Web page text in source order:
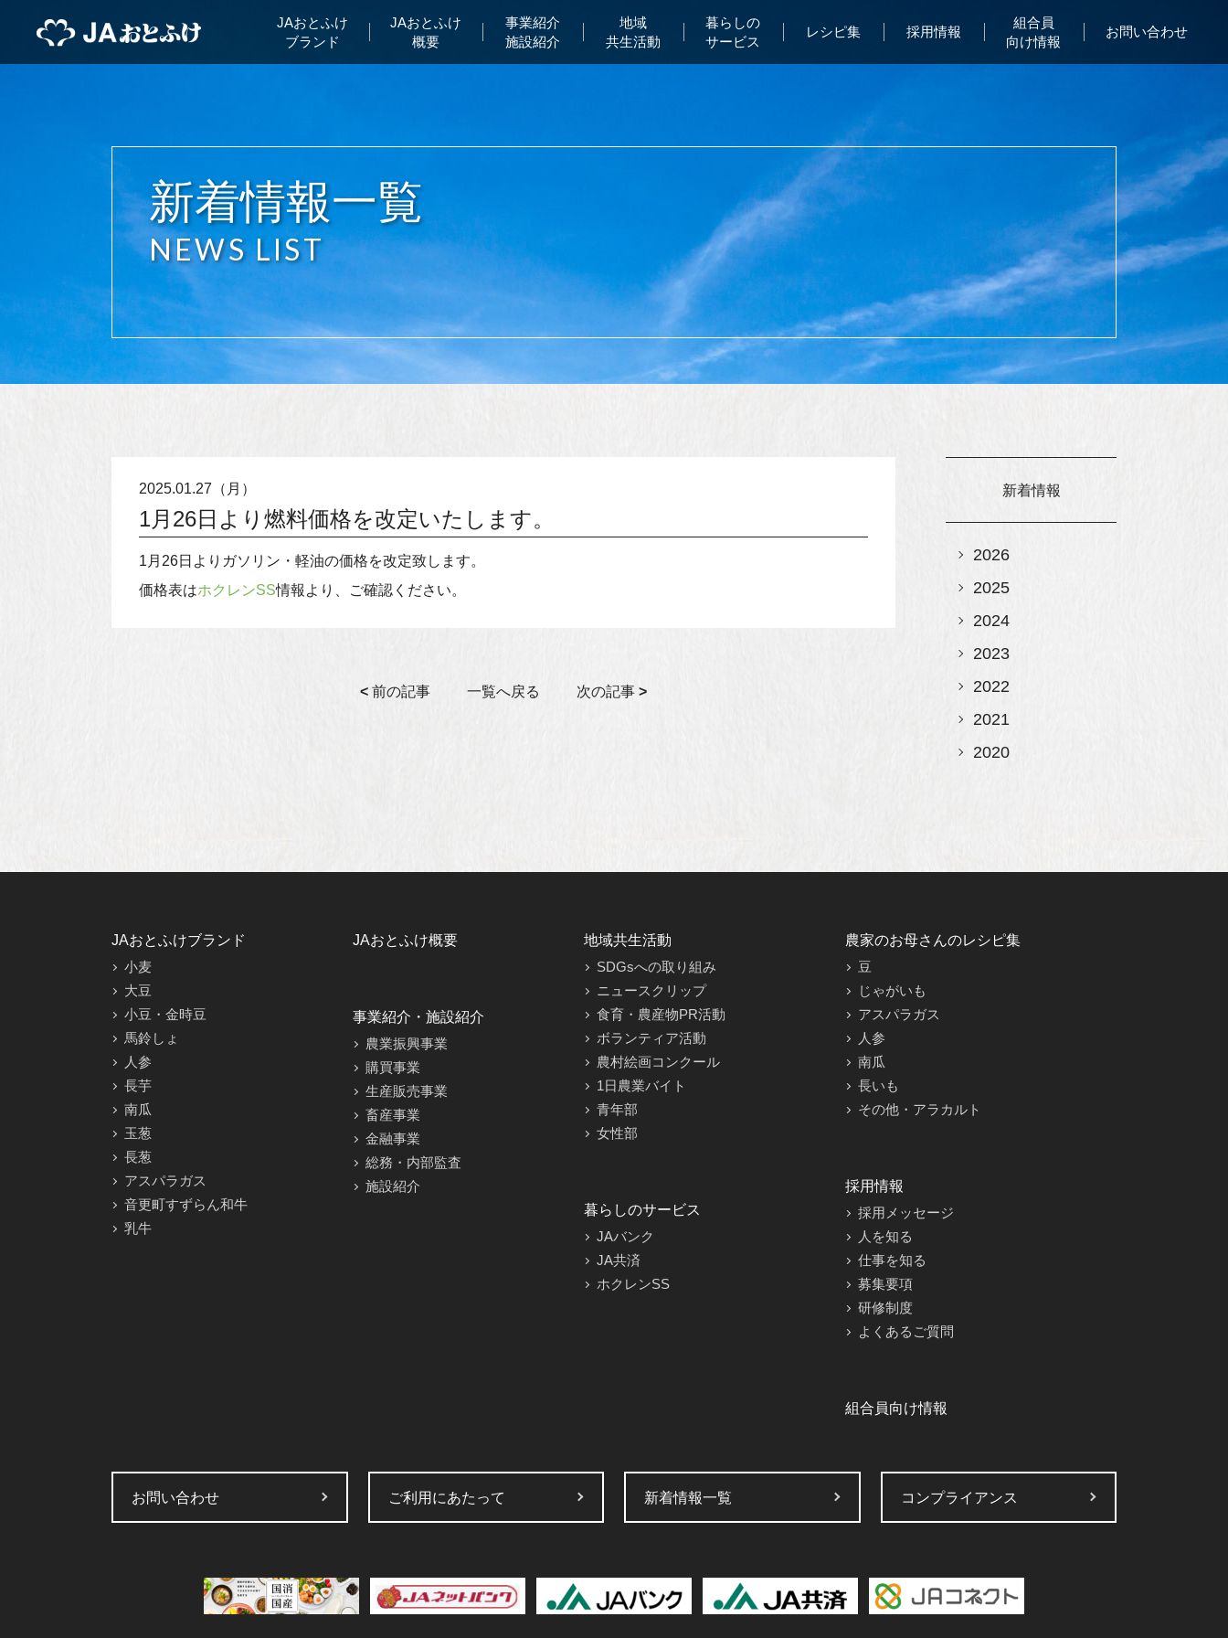
JAおとふけ
ブランド
JAおとふけ
概要
事業紹介
施設紹介
地域
共生活動
暮らしの
サービス
レシピ集 採用情報
組合員
向け情報
お問い合わせ
新着情報一覧
NEWS LIST
2025.01.27（月）
1月26日より燃料価格を改定いたします。
1月26日よりガソリン・軽油の価格を改定致します。
価格表はホクレンSS情報より、ご確認ください。
< 前の記事 一覧へ戻る 次の記事 >
新着情報
2026
2025
2024
2023
2022
2021
2020
JAおとふけブランド
小麦
大豆
小豆・金時豆
馬鈴しょ
人参
長芋
南瓜
玉葱
長葱
アスパラガス
音更町すずらん和牛
乳牛
JAおとふけ概要
事業紹介・施設紹介
農業振興事業
購買事業
生産販売事業
畜産事業
金融事業
総務・内部監査
施設紹介
地域共生活動
SDGsへの取り組み
ニュースクリップ
食育・農産物PR活動
ボランティア活動
農村絵画コンクール
1日農業バイト
青年部
女性部
暮らしのサービス
JAバンク
JA共済
ホクレンSS
農家のお母さんのレシピ集
豆
じゃがいも
アスパラガス
人参
南瓜
長いも
その他・アラカルト
採用情報
採用メッセージ
人を知る
仕事を知る
募集要項
研修制度
よくあるご質問
組合員向け情報
お問い合わせ ご利用にあたって 新着情報一覧 コンプライアンス